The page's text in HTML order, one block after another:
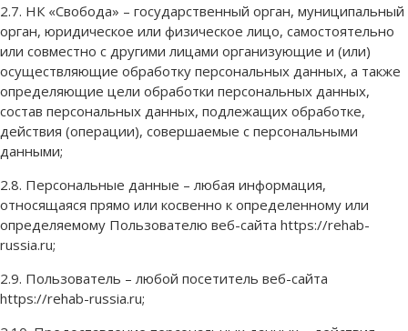
2.7. НК «Свобода» – государственный орган, муниципальный
орган, юридическое или физическое лицо, самостоятельно
или совместно с другими лицами организующие и (или)
осуществляющие обработку персональных данных, а также
определяющие цели обработки персональных данных,
состав персональных данных, подлежащих обработке,
действия (операции), совершаемые с персональными
данными;
2.8. Персональные данные – любая информация,
относящаяся прямо или косвенно к определенному или
определяемому Пользователю веб-сайта https://rehab-
russia.ru;
2.9. Пользователь – любой посетитель веб-сайта
https://rehab-russia.ru;